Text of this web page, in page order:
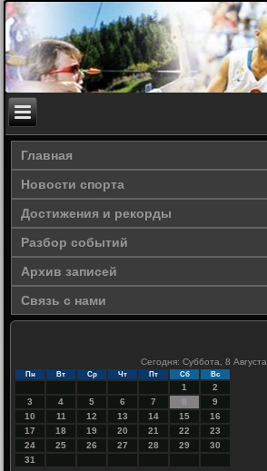
Главная
Новости спорта
Достижения и рекорды
Разбор событий
Архив записей
Связь с нами
Сегодня: Суббота, 8 Августа
Пн Вт Ср Чт Пт Сб Вс
1
2
3
4 5 6 7 8
9
10
11 12 13 14 15
16
17
18 19 20 21 22
23
24
25 26 27 28 29
30
31